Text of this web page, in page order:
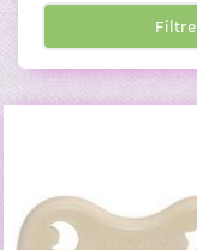
Filtre